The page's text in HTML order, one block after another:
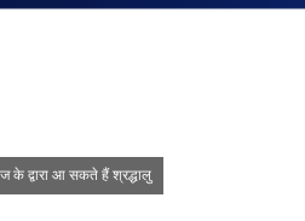
के द्वारा आ सकते हैं श्रद्धालु